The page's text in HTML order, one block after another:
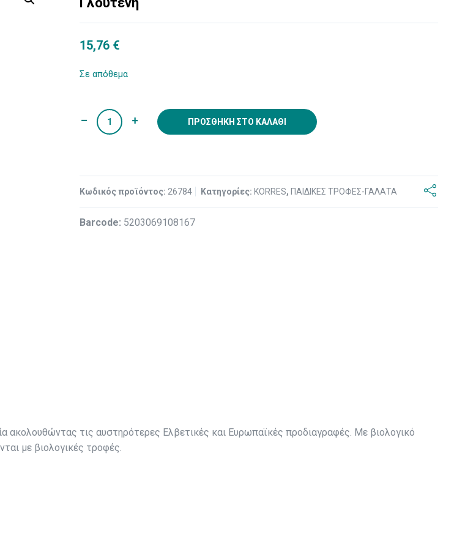
15,76 €
Σε απόθεμα
ΠΡΟΣΘΉΚΗ ΣΤΟ ΚΑΛΆΘΙ
Κωδικός προϊόντος: 26784 Κατηγορίες: KORRES, ΠΑΙΔΙΚΕΣ ΤΡΟΦΕΣ-ΓΑΛΑΤΑ
Βarcode: 5203069108167
ακολουθώντας τις αυστηρότερες Ελβετικές και Ευρωπαϊκές προδιαγραφές. Με βιολογικό
με βιολογικές τροφές.